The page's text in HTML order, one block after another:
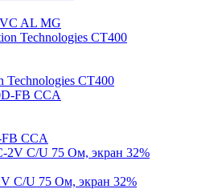
AL MG
Technologies CT400
CCA
C/U 75 Ом, экран 32%